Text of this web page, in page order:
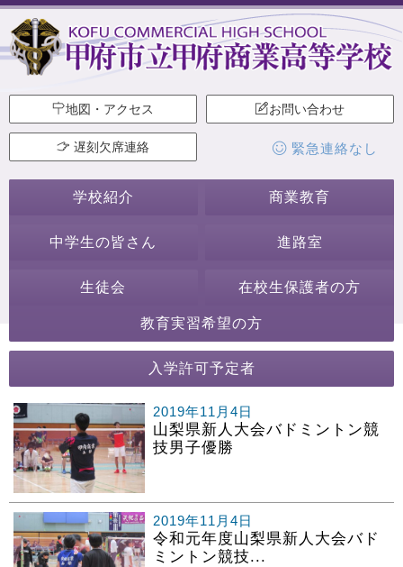
地図・アクセス お問い合わせ
遅刻欠席連絡 緊急連絡なし
学校紹介 商業教育
中学生の皆さん 進路室
生徒会 在校生保護者の方
教育実習希望の方
入学許可予定者
2019年11月4日
山梨県新人大会バドミントン競
技男子優勝
2019年11月4日
令和元年度山梨県新人大会バド
ミントン競技...